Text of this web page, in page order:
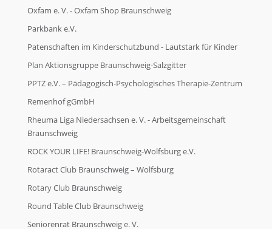
Oxfam e. V. - Oxfam Shop Braunschweig
Parkbank e.V.
Patenschaften im Kinderschutzbund - Lautstark für Kinder
Plan Aktionsgruppe Braunschweig-Salzgitter
PPTZ e.V. – Pädagogisch-Psychologisches Therapie-Zentrum
Remenhof gGmbH
Rheuma Liga Niedersachsen e. V. - Arbeitsgemeinschaft
Braunschweig
ROCK YOUR LIFE! Braunschweig-Wolfsburg e.V.
Rotaract Club Braunschweig – Wolfsburg
Rotary Club Braunschweig
Round Table Club Braunschweig
Seniorenrat Braunschweig e. V.